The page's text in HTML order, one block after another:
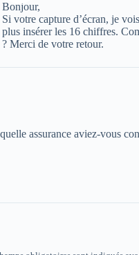
Bonjour,
Si votre capture d’écran, je
plus insérer les 16 chiffres.
? Merci de votre retour.
assurance aviez-vous